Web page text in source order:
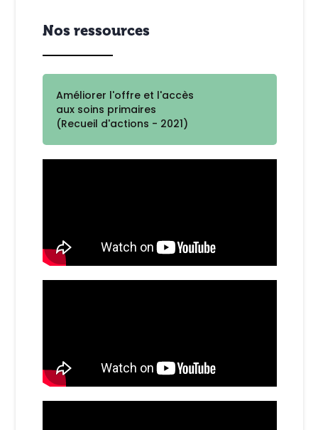
Nos ressources
Améliorer l'offre et l'accès
aux soins primaires
(Recueil d'actions - 2021)